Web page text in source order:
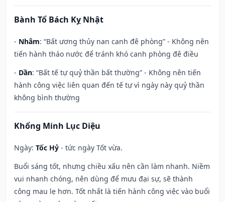
Bành Tổ Bách Kỵ Nhật
- Nhâm: “Bất ương thủy nan canh đê phòng” - Không nên
tiến hành tháo nước để tránh khó canh phòng đê điều
- Dần: “Bất tế tự quỷ thần bất thường” - Không nên tiến
hành công việc liên quan đến tế tự vì ngày này quỷ thần
không bình thường
Khổng Minh Lục Diệu
Ngày: Tốc Hỷ - tức ngày Tốt vừa.
Buổi sáng tốt, nhưng chiều xấu nên cần làm nhanh. Niềm
vui nhanh chóng, nên dùng để mưu đại sự, sẽ thành
công mau lẹ hơn. Tốt nhất là tiến hành công việc vào buổi